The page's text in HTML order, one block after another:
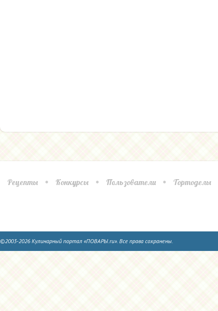
Рецепты Конкурсы Пользователи Тортоделы
©2003-2026 Кулинарный портал «ПОВАРЫ.ru». Все права сохранены.